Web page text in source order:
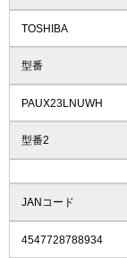
TOSHIBA
型番
PAUX23LNUWH
型番2
JANコード
4547728788934